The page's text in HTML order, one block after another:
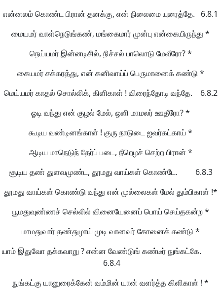
என்னலம் கொண்ட பிரான் தனக்கு, என் நிலைமை யுரைத்தே. 6.8.1
மையமர் வாள்நெடுங்கண், மங்கைமார் முன்பு என்கையிருந்து *
நெய்யமர் இன்னடிசில், நிச்சல் பாலொடு மேவீரோ? *
கையமர் சக்கரத்து, என் கனிவாய்ப் பெருமானைக் கண்டு *
மெய்யமர் காதல் சொல்லிக், கிளிகாள் ! விரைந்தோடி வந்தே. 6.8.2
ஓடி வந்து என் குழல் மேல், ஒளி மாமலர் ஊதீரோ? *
கூடிய வண்டினங்காள் ! குரு நாடுடை ஐவர்கட்காய் *
ஆடிய மாநெடுந் தேர்ப் படை, நீறெழச் செற்ற பிரான் *
சூடிய தண் துளவமுண்ட, தூமது வாய்கள் கொண்டே. 6.8.3
தூமது வாய்கள் கொண்டு வந்து என் முல்லைகள் மேல் தும்பிகாள் !*
பூமதுவுண்ணச் செல்லில் வினையேனைப் பொய் செய்தகன்ற *
மாமதுவார் தண்துழாய் முடி வானவர் கோனைக் கண்டு *
யாம் இதுவோ தக்கவாறு ? என்ன வேண்டுங் கண்டீர் நுங்கட்கே.
6.8.4
நுங்கட்கு யானுரைக்கேன் வம்மின் யான் வளர்த்த கிளிகாள் ! *